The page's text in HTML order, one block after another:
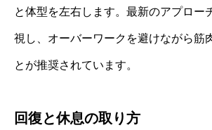
と体型を左右します。最新のアプロー
視し、オーバーワークを避けながら筋
とが推奨されています。
回復と休息の取り方